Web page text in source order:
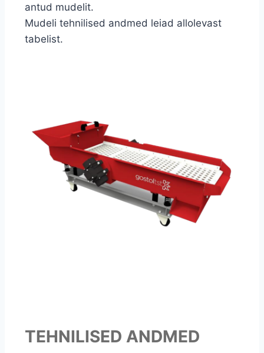
antud mudelit.
Mudeli tehnilised andmed leiad allolevast
tabelist.
TEHNILISED ANDMED